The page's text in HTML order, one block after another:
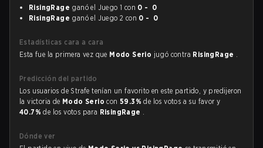
RisingRage ganó el Juego 1 con 0 - 0
RisingRage ganó el Juego 2 con 0 - 0
Estadísticas cara a cara
Esta fue la primera vez que Modo Serio jugó contra RisingRage .
Predicción del partido
Los usuarios de Strafe tenían un favorito en este partido, y predijeron
la victoria de Modo Seriocon59.3%de los votos a su favor y
40.7%de los votos para RisingRage .
Dónde ver